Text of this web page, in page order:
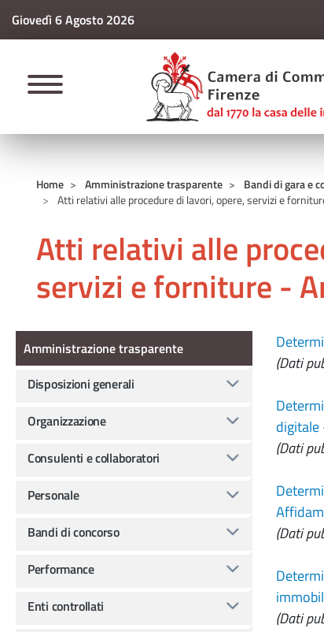
Giovedì 6 Agosto 2026
CAMERE DI
Home Amministrazione trasparente Bandi di gara e
Atti relativi alle procedure di lavori, opere, servizi e
Atti relativi alle
servizi e forniture -
(Dati
(Dati
(Dati
(Dati
Amministrazione Trasparente
Amministrazione trasparente
Disposizioni generali
Organizzazione
Consulenti e collaboratori
Personale
Bandi di concorso
Performance
Enti controllati